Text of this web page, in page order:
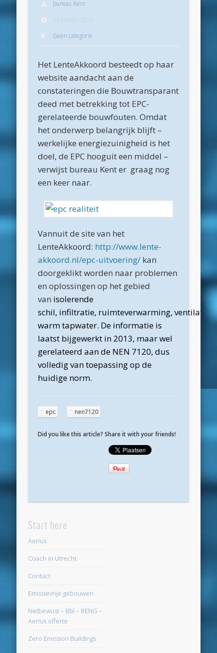
Archieven
juni 2026
mei 2026
april 2026
maart 2026
februari 2026
januari 2026
december 2025
oktober 2025
juni 2025
februari 2025
januari 2025
december 2024
november 2024
oktober 2024
september 2024
juni 2024
april 2024
maart 2024
februari 2024
november 2022
oktober 2022
februari 2021
januari 2021
november 2020
augustus 2020
juli 2020
juni 2020
bureau Kent
23 januari 2015
Geen categorie
Het LenteAkkoord besteedt op haar
website aandacht aan de
constateringen die Bouwtransparant
deed met betrekking tot EPC-
gerelateerde bouwfouten. Omdat
het onderwerp belangrijk blijft –
werkelijke energiezuinigheid is het
doel, de EPC hooguit een middel –
verwijst bureau Kent er graag nog
een keer naar.
Vannuit de site van het
LenteAkkoord: http://www.lente-
akkoord.nl/epc-uitvoering/ kan
doorgeklikt worden naar problemen
en oplossingen op het gebied
van isolerende
schil, infiltratie, ruimteverwarming, ventilatie
warm tapwater. De informatie is
laatst bijgewerkt in 2013, maar wel
gerelateerd aan de NEN 7120, dus
volledig van toepassing op de
huidige norm.
epc nen7120
Did you like this article? Share it with your friends!
Start here
Aerius
Coach in Utrecht
Contact
Emissievrije gebouwen
Netbewust – Bbl – BENG –
Aerius offerte
Zero Emission Buildings